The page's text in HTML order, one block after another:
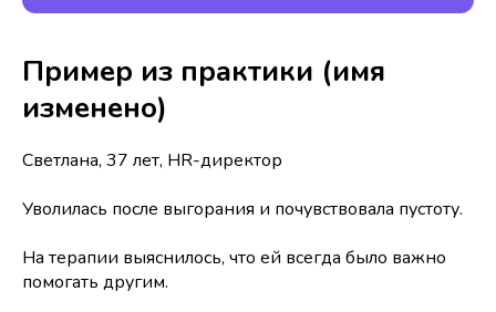
Пример из практики (имя
изменено)
Светлана, 37 лет, HR-директор
Уволилась после выгорания и почувствовала пустоту.
На терапии выяснилось, что ей всегда было важно
помогать другим.